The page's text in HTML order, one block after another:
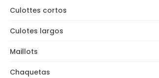
Culottes cortos
Culotes largos
Maillots
Chaquetas